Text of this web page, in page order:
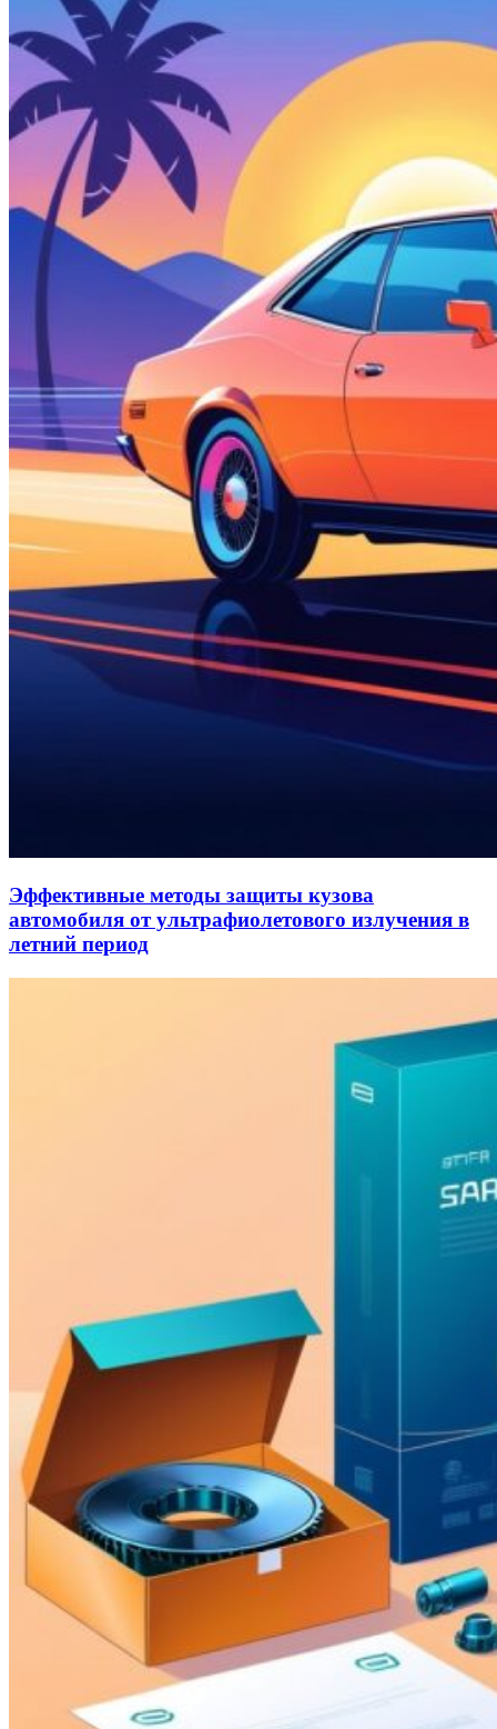
Эффективные методы защиты кузова
автомобиля от ультрафиолетового излучения в
летний период